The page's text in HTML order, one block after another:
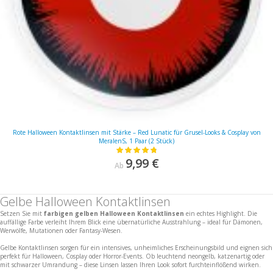
Rote Halloween Kontaktlinsen mit Stärke – Red Lunatic für Grusel-Looks & Cosplay von
MeralenS, 1 Paar (2 Stück)
Bewertung:
98%
Ab 9,99 €
Gelbe Halloween Kontaktlinsen
Setzen Sie mit farbigen gelben Halloween Kontaktlinsen ein echtes Highlight. Die
auffällige Farbe verleiht Ihrem Blick eine übernatürliche Ausstrahlung – ideal für Dämonen,
Werwölfe, Mutationen oder Fantasy-Wesen.
Gelbe Kontaktlinsen sorgen für ein intensives, unheimliches Erscheinungsbild und eignen sich
perfekt für Halloween, Cosplay oder Horror-Events. Ob leuchtend neongelb, katzenartig oder
mit schwarzer Umrandung – diese Linsen lassen Ihren Look sofort furchteinflößend wirken.